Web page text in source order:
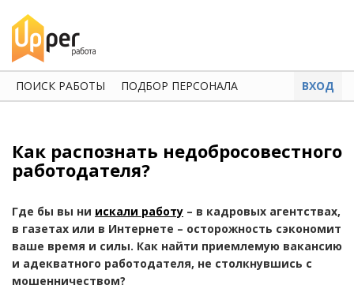
ПОИСК РАБОТЫ ПОДБОР ПЕРСОНАЛА ВХОД
Как распознать недобросовестного
работодателя?
Где бы вы ни искали работу – в кадровых агентствах,
в газетах или в Интернете – осторожность сэкономит
ваше время и силы. Как найти приемлемую вакансию
и адекватного работодателя, не столкнувшись с
мошенничеством?